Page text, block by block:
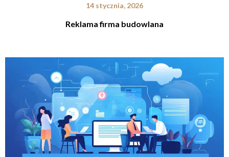
14 stycznia, 2026
Reklama firma budowlana